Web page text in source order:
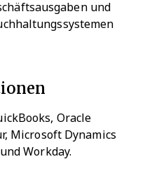
und
Oracle
Microsoft Dynamics
Workday.